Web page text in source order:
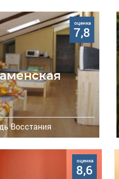
оценка
7,8
Восстания
оценка
8,6